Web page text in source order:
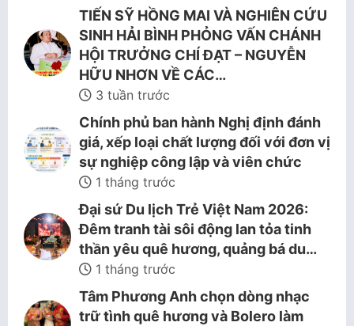
TIẾN SỸ HỒNG MAI VÀ NGHIÊN CỨU
SINH HẢI BÌNH PHỎNG VẤN CHÁNH
HỘI TRƯỞNG CHÍ ĐẠT – NGUYỄN
HỮU NHƠN VỀ CÁC…
3 tuần trước
Chính phủ ban hành Nghị định đánh
giá, xếp loại chất lượng đối với đơn vị
sự nghiệp công lập và viên chức
1 tháng trước
Đại sứ Du lịch Trẻ Việt Nam 2026:
Đêm tranh tài sôi động lan tỏa tinh
thần yêu quê hương, quảng bá du…
1 tháng trước
Tâm Phương Anh chọn dòng nhạc
trữ tình quê hương và Bolero làm